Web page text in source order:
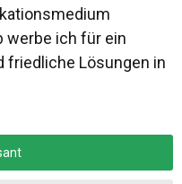
werbe ich für ein
friedliche Lösungen in